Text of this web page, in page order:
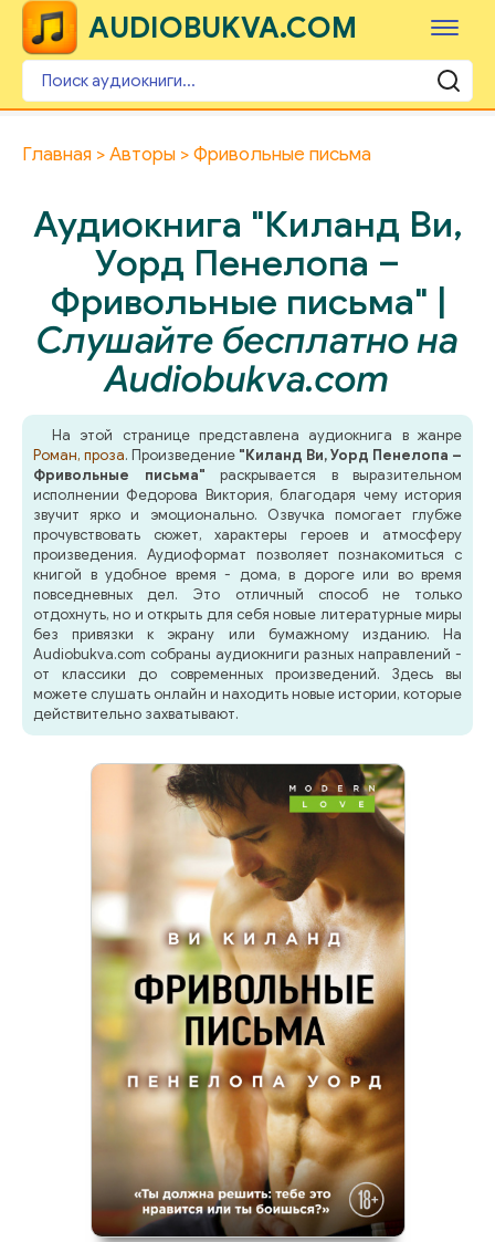
AUDIOBUKVA.COM
Главная Авторы Фривольные письма
Аудиокнига "Киланд Ви,
Уорд Пенелопа –
Фривольные письма" |
Слушайте бесплатно на
Audiobukva.com
На этой странице представлена аудиокнига в жанре
Роман, проза. Произведение "Киланд Ви, Уорд Пенелопа –
Фривольные письма" раскрывается в выразительном
исполнении Федорова Виктория, благодаря чему история
звучит ярко и эмоционально. Озвучка помогает глубже
прочувствовать сюжет, характеры героев и атмосферу
произведения. Аудиоформат позволяет познакомиться с
книгой в удобное время - дома, в дороге или во время
повседневных дел. Это отличный способ не только
отдохнуть, но и открыть для себя новые литературные миры
без привязки к экрану или бумажному изданию. На
Audiobukva.com собраны аудиокниги разных направлений -
от классики до современных произведений. Здесь вы
можете слушать онлайн и находить новые истории, которые
действительно захватывают.